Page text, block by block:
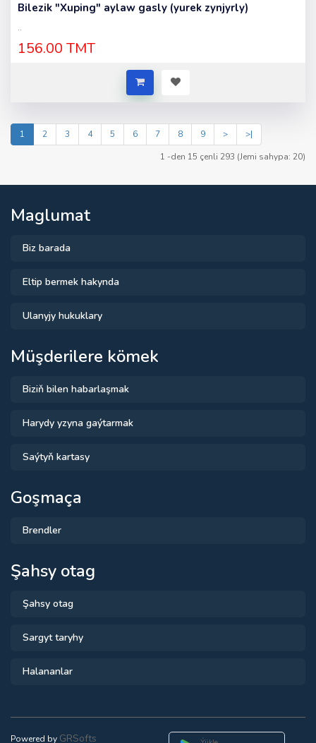
Bilezik "Xuping" aylaw gasly (yurek zynjyrly)
..
156.00 TMT
1 2 3 4 5 6 7 8 9 >
>|
1 -den 15 çenli 293 (Jemi sahypa: 20)
Maglumat
Biz barada
Eltip bermek hakynda
Ulanyjy hukuklary
Müşderilere kömek
Biziň bilen habarlaşmak
Harydy yzyna gaýtarmak
Saýtyň kartasy
Goşmaça
Brendler
Şahsy otag
Şahsy otag
Sargyt taryhy
Halananlar
Powered by GRSofts